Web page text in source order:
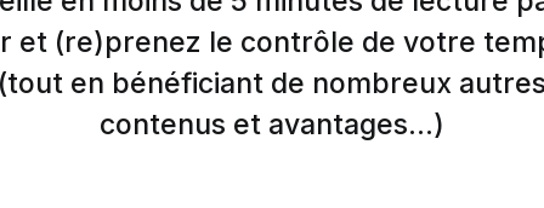
et (re)prenez le contrôle de votre
(tout en bénéficiant de nombreux autres
contenus et avantages...)